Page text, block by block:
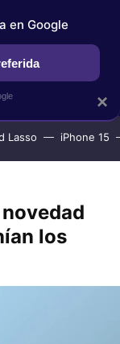
SELECCIÓN
Lasso iPhone 15
los
×
en Google